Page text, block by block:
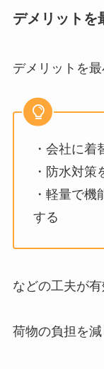
デメリットを
デメリットを
・会社に着
・防水対策
・軽量で機
する
などの工夫が有
荷物の負担を減